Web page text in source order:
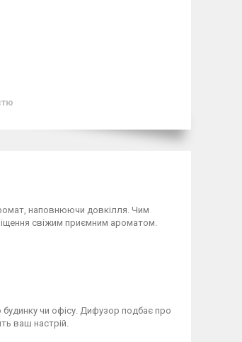
наповнюючи довкілля. Чим
свіжим приємним ароматом.
чи офісу. Дифузор подбає про
ваш настрій.